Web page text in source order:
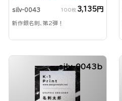
silv-0043 100枚 3,135円
新作銀名刺、第2弾！
silv-0043b